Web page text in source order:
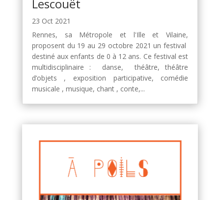
Lescouët
23 Oct 2021
Rennes, sa Métropole et l'Ille et Vilaine,
proposent du 19 au 29 octobre 2021 un festival
destiné aux enfants de 0 à 12 ans. Ce festival est
multidisciplinaire : danse, théâtre, théâtre
d’objets , exposition participative, comédie
musicale , musique, chant , conte,...